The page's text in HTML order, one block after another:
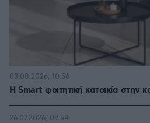
Η Smart φοιτητική κατοικία στην
03.08.2026, 10:56
26.07.2026, 09:54